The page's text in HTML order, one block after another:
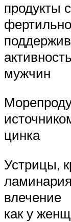
продукты
активность
мужчин
цинка
Устрицы,
влечение
как у